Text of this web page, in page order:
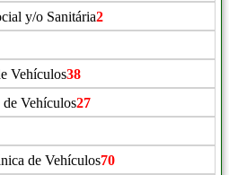
y/o Sanitária2
Vehículos38
Vehículos27
de Vehículos70